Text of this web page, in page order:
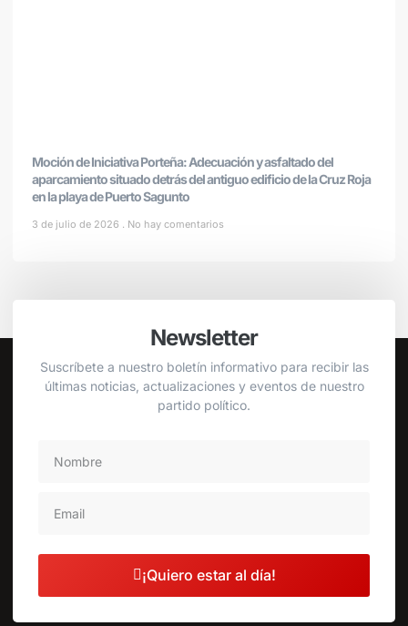
Moción de Iniciativa Porteña: Adecuación y asfaltado del
aparcamiento situado detrás del antiguo edificio de la Cruz Roja
en la playa de Puerto Sagunto
3 de julio de 2026 No hay comentarios
Newsletter
Suscríbete a nuestro boletín informativo para recibir las
últimas noticias, actualizaciones y eventos de nuestro
partido político.
¡Quiero estar al día!